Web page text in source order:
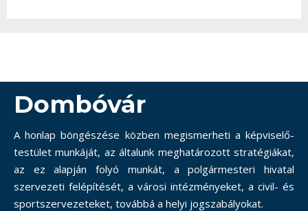
Dombóvár
A honlap böngészése közben megismerheti a képviselő-
testület munkáját, az általunk meghatározott stratégiákat,
az ez alapján folyó munkát, a polgármesteri hivatal
szervezeti felépítését, a városi intézményeket, a civil- és
sportszervezeteket, továbbá a helyi jogszabályokat.